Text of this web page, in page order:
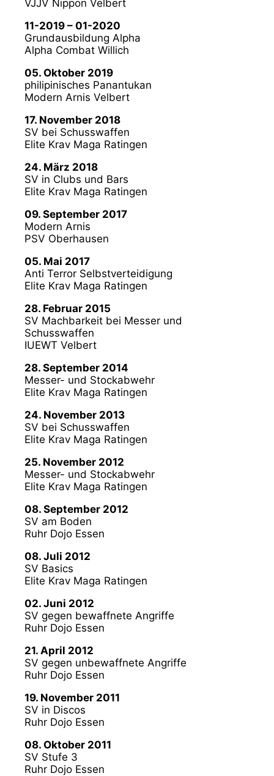
VJJV Nippon Velbert
11-2019 – 01-2020
Grundausbildung Alpha
Alpha Combat Willich
05. Oktober 2019
philipinisches Panantukan
Modern Arnis Velbert
17. November 2018
SV bei Schusswaffen
Elite Krav Maga Ratingen
24. März 2018
SV in Clubs und Bars
Elite Krav Maga Ratingen
09. September 2017
Modern Arnis
PSV Oberhausen
05. Mai 2017
Anti Terror Selbstverteidigung
Elite Krav Maga Ratingen
28. Februar 2015
SV Machbarkeit bei Messer und
Schusswaffen
IUEWT Velbert
28. September 2014
Messer- und Stockabwehr
Elite Krav Maga Ratingen
24. November 2013
SV bei Schusswaffen
Elite Krav Maga Ratingen
25. November 2012
Messer- und Stockabwehr
Elite Krav Maga Ratingen
08. September 2012
SV am Boden
Ruhr Dojo Essen
08. Juli 2012
SV Basics
Elite Krav Maga Ratingen
02. Juni 2012
SV gegen bewaffnete Angriffe
Ruhr Dojo Essen
21. April 2012
SV gegen unbewaffnete Angriffe
Ruhr Dojo Essen
19. November 2011
SV in Discos
Ruhr Dojo Essen
08. Oktober 2011
SV Stufe 3
Ruhr Dojo Essen